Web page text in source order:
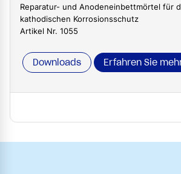
Reparatur- und Anodeneinbettmörtel für
kathodischen Korrosionsschutz
Artikel Nr. 1055
Downloads Erfahren Sie